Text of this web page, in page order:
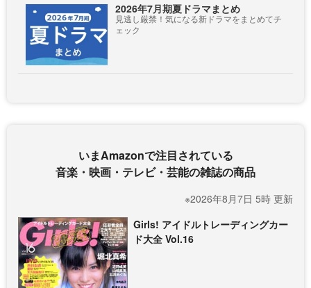
2026年7月期夏ドラマまとめ
見逃し厳禁！気になる新ドラマをまとめてチ
ェック
いまAmazonで注目されている
音楽・映画・テレビ・芸能の雑誌の商品
※2026年8月7日 5時 更新
Girls! アイドルトレーディングカー
ド大全 Vol.16